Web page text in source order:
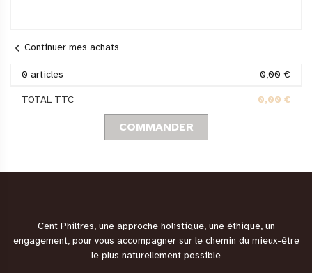
chevron_left Continuer mes achats
0 articles 0,00 €
TOTAL TTC 0,00 €
COMMANDER
Cent Philtres, une approche holistique, une éthique, un
engagement, pour vous accompagner sur le chemin du mieux-être
le plus naturellement possible